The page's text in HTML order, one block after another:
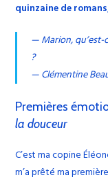
quinzaine de
— Marion, qu’est-
?
— Clémentine
Premières
la douceur
C’est ma copine
m’a prêté ma